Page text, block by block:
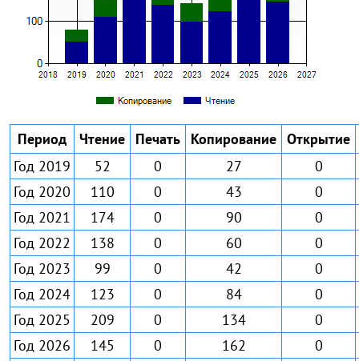
Период Чтение Печать Копирование Открытие
Год 2019
52 0 27
0
Год 2020
110 0 43
0
Год 2021
174 0 90
0
Год 2022
138 0 60
0
Год 2023
99 0 42
0
Год 2024
123 0 84
0
Год 2025
209 0 134
0
Год 2026
145 0 162
0